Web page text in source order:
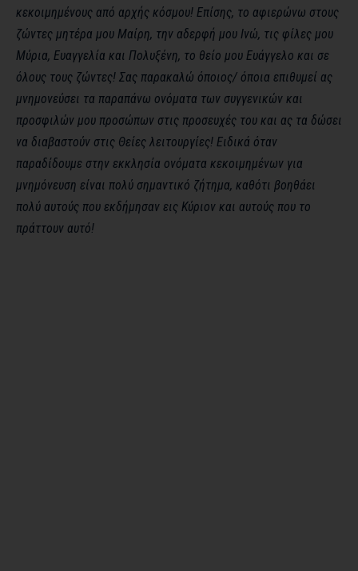
κεκοιμημένους από αρχής κόσμου! Επίσης, το αφιερώνω στους
ζώντες μητέρα μου Μαίρη, την αδερφή μου Ινώ, τις φίλες μου
Μύρια, Ευαγγελία και Πολυξένη, το θείο μου Ευάγγελο και σε
όλους τους ζώντες! Σας παρακαλώ όποιος/ όποια επιθυμεί ας
μνημονεύσει τα παραπάνω ονόματα των συγγενικών και
προσφιλών μου προσώπων στις προσευχές του και ας τα δώσει
να διαβαστούν στις Θείες λειτουργίες! Ειδικά όταν
παραδίδουμε στην εκκλησία ονόματα κεκοιμημένων για
μνημόνευση είναι πολύ σημαντικό ζήτημα, καθότι βοηθάει
πολύ αυτούς που εκδήμησαν εις Κύριον και αυτούς που το
πράττουν αυτό!